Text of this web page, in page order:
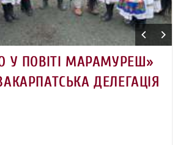
У ПОВІТІ МАРАМУРЕШ»
ДЕЛЕГАЦІЯ